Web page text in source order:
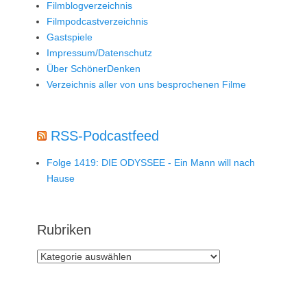
Filmblogverzeichnis
Filmpodcastverzeichnis
Gastspiele
Impressum/Datenschutz
Über SchönerDenken
Verzeichnis aller von uns besprochenen Filme
RSS-Podcastfeed
Folge 1419: DIE ODYSSEE - Ein Mann will nach
Hause
Rubriken
Rubriken